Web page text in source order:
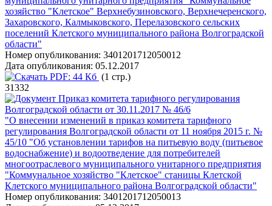
хозяйство "Клетское" Верхнебузиновского, Верхнечеренского,
Захаровского, Калмыковского, Перелазовского сельских
поселений Клетского муниципального района Волгоградской
области"
Номер опубликования: 3401201712050012
Дата опубликования: 05.12.2017
PDF: 44 Кб (1 стр.)
31332
Приказ комитета тарифного регулирования
Волгоградской области от 30.11.2017 № 46/6
"О внесении изменений в приказ комитета тарифного
регулирования Волгоградской области от 11 ноября 2015 г. №
45/10 "Об установлении тарифов на питьевую воду (питьевое
водоснабжение) и водоотведение для потребителей
многоотраслевого муниципального унитарного предприятия
"Коммунальное хозяйство "Клетское" станицы Клетской
Клетского муниципального района Волгоградской области"
Номер опубликования: 3401201712050013